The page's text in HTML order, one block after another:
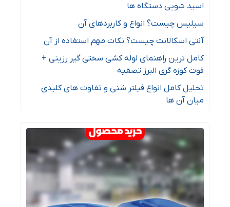
اسید شویی دستگاه ها
سیلیس چیست؟ انواع و کاربردهای آن
آنتی اسکالانت چیست؟ نکات مهم استفاده از آن
کامل ترین راهنمای لوله کشی سختی گیر رزینی +
فوت کوزه گری البرز تصفیه
تحلیل کامل انواع فیلتر شنی و تفاوت های کلیدی
میان آن ها